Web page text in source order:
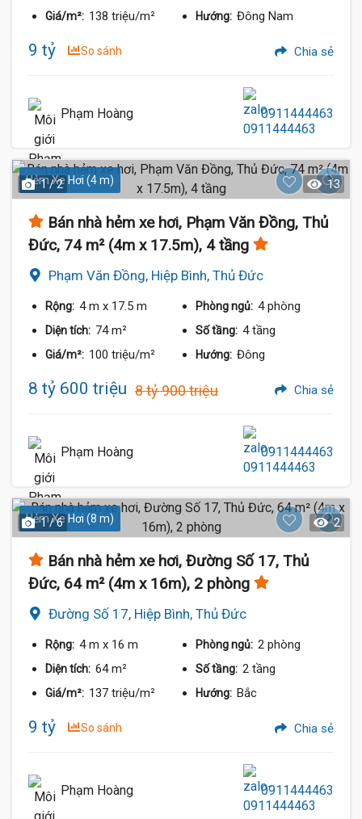
Giá/m²: 138 triệu/m² Hướng: Đông Nam
9 tỷ So sánh Chia sẻ
Phạm Hoàng 0911444463
Hẻm Xe Hơi (4 m)
1 / 2 13
Bán nhà hẻm xe hơi, Phạm Văn Đồng, Thủ
Đức, 74 m² (4m x 17.5m), 4 tầng
Phạm Văn Đồng, Hiệp Bình, Thủ Đức
Rộng: 4 m x 17.5 m Phòng ngủ: 4 phòng
Diện tích: 74 m² Số tầng: 4 tầng
Giá/m²: 100 triệu/m² Hướng: Đông
8 tỷ 600 triệu 8 tỷ 900 triệu Chia sẻ
Phạm Hoàng 0911444463
Hẻm Xe Hơi (8 m)
1 / 6 2
Bán nhà hẻm xe hơi, Đường Số 17, Thủ
Đức, 64 m² (4m x 16m), 2 phòng
Đường Số 17, Hiệp Bình, Thủ Đức
Rộng: 4 m x 16 m Phòng ngủ: 2 phòng
Diện tích: 64 m² Số tầng: 2 tầng
Giá/m²: 137 triệu/m² Hướng: Bắc
9 tỷ So sánh Chia sẻ
Phạm Hoàng 0911444463